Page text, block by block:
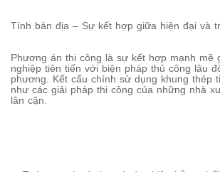
Tính bản địa – Sự kết hợp giữa hiện đại và
Phương án thi công là sự kết hợp mạnh mẽ
nghiệp tiên tiến với biện pháp thủ công lâu
phương. Kết cấu chính sử dụng khung thép
như các giải pháp thi công của những nhà
lân cận.